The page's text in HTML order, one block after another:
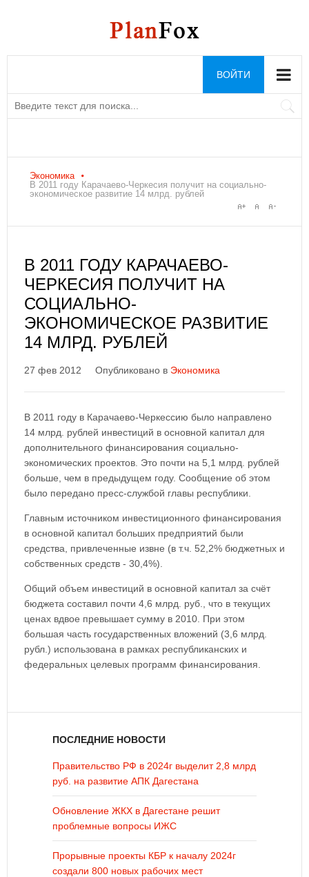
ВОЙТИ
Экономика
В 2011 году Карачаево-Черкесия получит на социально-
экономическое развитие 14 млрд. рублей
В 2011 ГОДУ КАРАЧАЕВО-
ЧЕРКЕСИЯ ПОЛУЧИТ НА
СОЦИАЛЬНО-
ЭКОНОМИЧЕСКОЕ РАЗВИТИЕ
14 МЛРД. РУБЛЕЙ
27 фев 2012 Опубликовано в Экономика
В 2011 году в Карачаево-Черкессию было направлено
14 млрд. рублей инвестиций в основной капитал для
дополнительного финансирования социально-
экономических проектов. Это почти на 5,1 млрд. рублей
больше, чем в предыдущем году. Сообщение об этом
было передано пресс-службой главы республики.
Главным источником инвестиционного финансирования
в основной капитал больших предприятий были
средства, привлеченные извне (в т.ч. 52,2% бюджетных и
собственных средств - 30,4%).
Общий объем инвестиций в основной капитал за счёт
бюджета составил почти 4,6 млрд. руб., что в текущих
ценах вдвое превышает сумму в 2010. При этом
большая часть государственных вложений (3,6 млрд.
рубл.) использована в рамках республиканских и
федеральных целевых программ финансирования.
ПОСЛЕДНИЕ НОВОСТИ
Правительство РФ в 2024г выделит 2,8 млрд
руб. на развитие АПК Дагестана
Обновление ЖКХ в Дагестане решит
проблемные вопросы ИЖС
Прорывные проекты КБР к началу 2024г
создали 800 новых рабочих мест